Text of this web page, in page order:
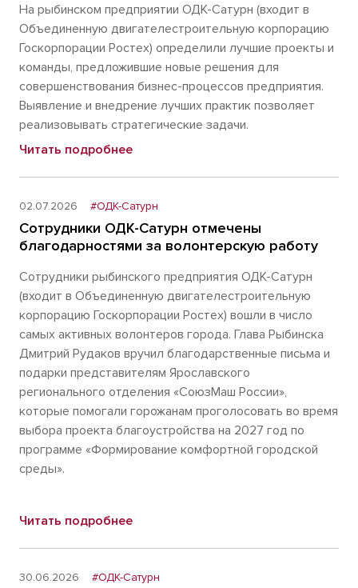
На рыбинском предприятии ОДК-Сатурн (входит в
Объединенную двигателестроительную корпорацию
Госкорпорации Ростех) определили лучшие проекты и
команды, предложившие новые решения для
совершенствования бизнес-процессов предприятия.
Выявление и внедрение лучших практик позволяет
реализовывать стратегические задачи.
Читать подробнее
02.07.2026 #ОДК-Сатурн
Сотрудники ОДК-Сатурн отмечены
благодарностями за волонтерскую работу
Сотрудники рыбинского предприятия ОДК-Сатурн
(входит в Объединенную двигателестроительную
корпорацию Госкорпорации Ростех) вошли в число
самых активных волонтеров города. Глава Рыбинска
Дмитрий Рудаков вручил благодарственные письма и
подарки представителям Ярославского
регионального отделения «СоюзМаш России»,
которые помогали горожанам проголосовать во время
выбора проекта благоустройства на 2027 год по
программе «Формирование комфортной городской
среды».
Читать подробнее
30.06.2026 #ОДК-Сатурн